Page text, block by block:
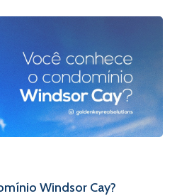
Windsor Cay?